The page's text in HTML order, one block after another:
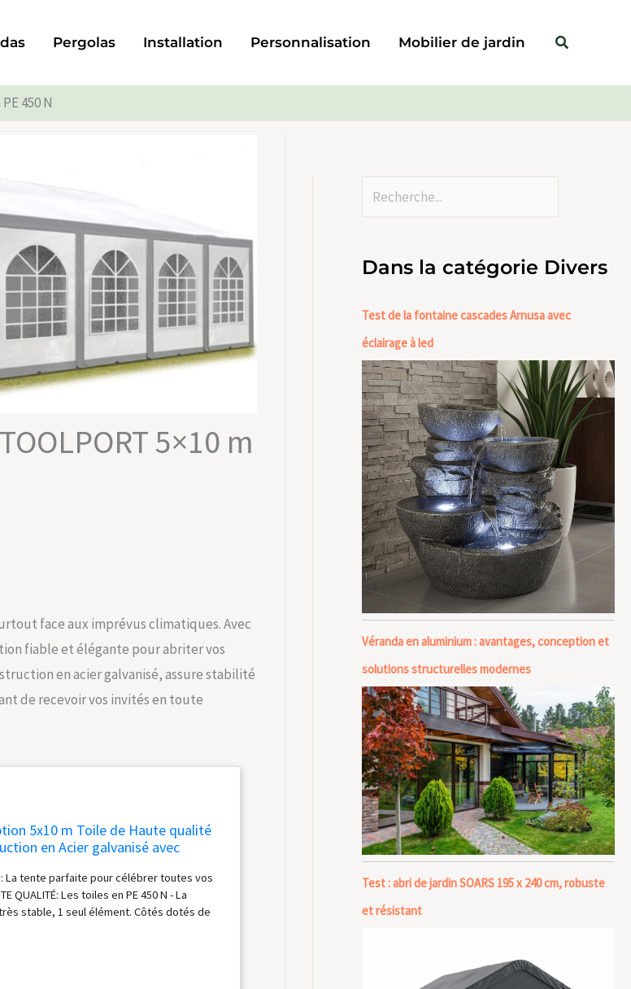
Pergolas Installation Personnalisation Mobilier de jardin Rechercher
450 N
5×10 m
face aux imprévus climatiques. Avec
fiable et élégante pour abriter vos
en acier galvanisé, assure stabilité
de recevoir vos invités en toute
5x10 m Toile de Haute qualité
en Acier galvanisé avec
La tente parfaite pour célébrer toutes vos
QUALITÉ: Les toiles en PE 450 N - La
stable, 1 seul élément. Côtés dotés de
EN ACIER GALVANISÉ: Seuls des tubes
boulonné, vis à papillon, très forte
Dans la catégorie Divers
Test de la fontaine cascades Arnusa avec
éclairage à led
Véranda en aluminium : avantages, conception et
solutions structurelles modernes
Test : abri de jardin SOARS 195 x 240 cm, robuste
et résistant